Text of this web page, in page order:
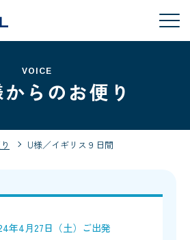
VOICE
らのお便り
U様／イギリス９日間
年4月27日（土）ご出発